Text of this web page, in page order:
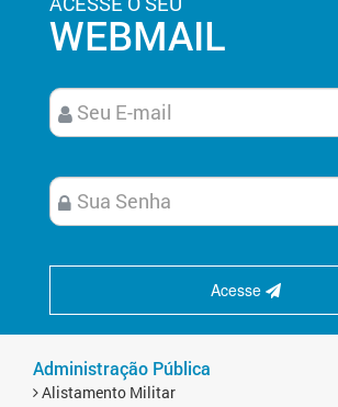
WEBMAIL
Acesse
Administração Pública
Alistamento Militar